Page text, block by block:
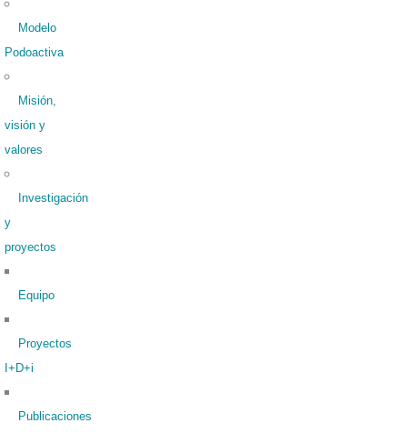
Modelo
Podoactiva
Misión,
visión y
valores
Investigación
y
proyectos
Equipo
Proyectos
I+D+i
Publicaciones